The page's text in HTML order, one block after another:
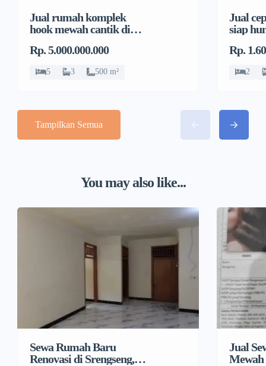
Jual rumah komplek
hook mewah cantik di
Sawit
Rp. 5.000.000.000
5 3 500 m²
Jual
siap
Rp.
2
Tampilkan Semua
You may also like...
Sewa Rumah Baru
Renovasi di Srengseng,
Jual
Mewah